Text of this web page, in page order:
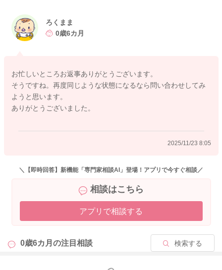
ろくまま
0歳6カ月
お忙しいところお返事ありがとうございます。
そうですね。再度同じような状態になるなら問い合わせしてみ
ようと思います。
ありがとうございました。
2025/11/23 8:05
＼【即時回答】新機能「専門家相談AI」登場！アプリで今すぐ相談／
相談はこちら
アプリで相談する
0歳6カ月の注目相談 検索する